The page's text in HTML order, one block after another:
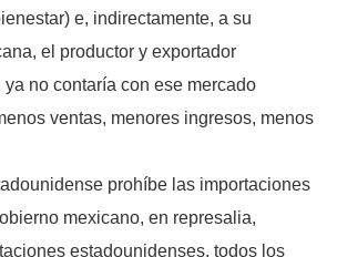
e, indirectamente, a su
el productor y exportador
no contaría con ese mercado
ventas, menores ingresos, menos
prohíbe las importaciones
mexicano, en represalia,
estadounidenses, todos los